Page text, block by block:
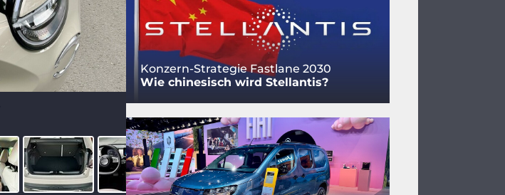
Konzern-Strategie Fastlane 2030
Wie chinesisch wird Stellantis?